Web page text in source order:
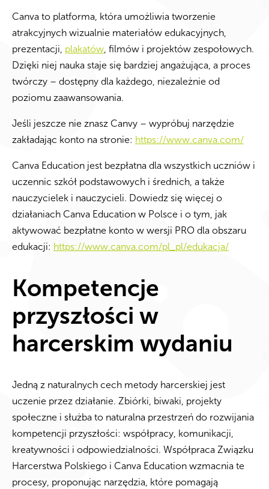
Canva to platforma, która umożliwia tworzenie
atrakcyjnych wizualnie materiałów edukacyjnych,
prezentacji, plakatów, filmów i projektów zespołowych.
Dzięki niej nauka staje się bardziej angażująca, a proces
twórczy – dostępny dla każdego, niezależnie od
poziomu zaawansowania.
Jeśli jeszcze nie znasz Canvy – wypróbuj narzędzie
zakładając konto na stronie: https://www.canva.com/
Canva Education jest bezpłatna dla wszystkich uczniów i
uczennic szkół podstawowych i średnich, a także
nauczycielek i nauczycieli. Dowiedz się więcej o
działaniach Canva Education w Polsce i o tym, jak
aktywować bezpłatne konto w wersji PRO dla obszaru
edukacji: https://www.canva.com/pl_pl/edukacja/
Kompetencje
przyszłości w
harcerskim wydaniu
Jedną z naturalnych cech metody harcerskiej jest
uczenie przez działanie. Zbiórki, biwaki, projekty
społeczne i służba to naturalna przestrzeń do rozwijania
kompetencji przyszłości: współpracy, komunikacji,
kreatywności i odpowiedzialności. Współpraca Związku
Harcerstwa Polskiego i Canva Education wzmacnia te
procesy, proponując narzędzia, które pomagają